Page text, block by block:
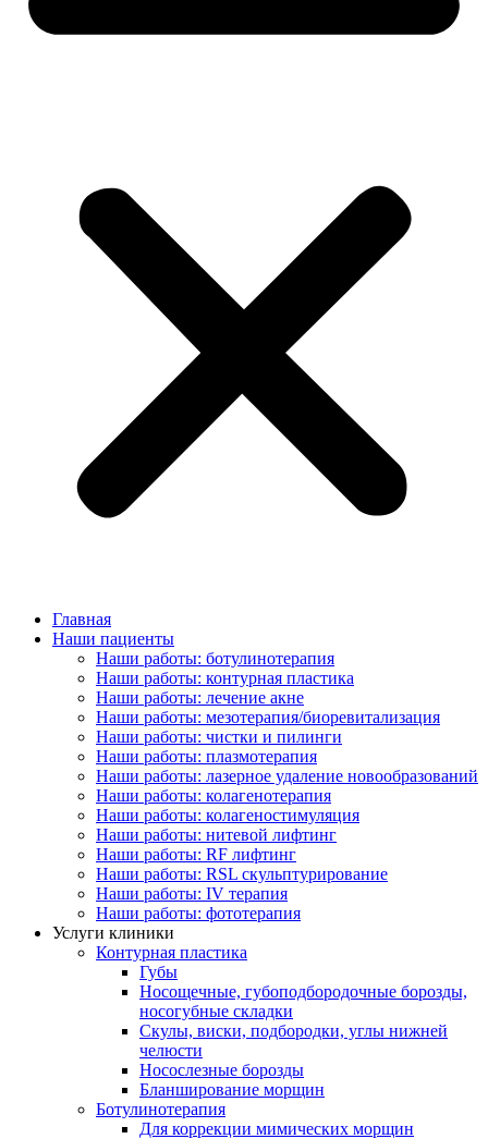
Главная
Наши пациенты
Наши работы: ботулинотерапия
Наши работы: контурная пластика
Наши работы: лечение акне
Наши работы: мезотерапия/биоревитализация
Наши работы: чистки и пилинги
Наши работы: плазмотерапия
Наши работы: лазерное удаление новообразований
Наши работы: колагенотерапия
Наши работы: колагеностимуляция
Наши работы: нитевой лифтинг
Наши работы: RF лифтинг
Наши работы: RSL скульптурирование
Наши работы: IV терапия
Наши работы: фототерапия
Услуги клиники
Контурная пластика
Губы
Носощечные, губоподбородочные борозды,
носогубные складки
Скулы, виски, подбородки, углы нижней
челюсти
Носослезные борозды
Бланширование морщин
Ботулинотерапия
Для коррекции мимических морщин